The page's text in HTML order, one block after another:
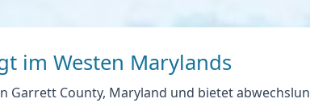
im Westen Marylands
Garrett County, Maryland und bietet